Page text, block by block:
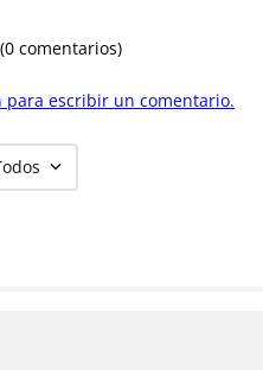
(0 comentarios)
para escribir un comentario.